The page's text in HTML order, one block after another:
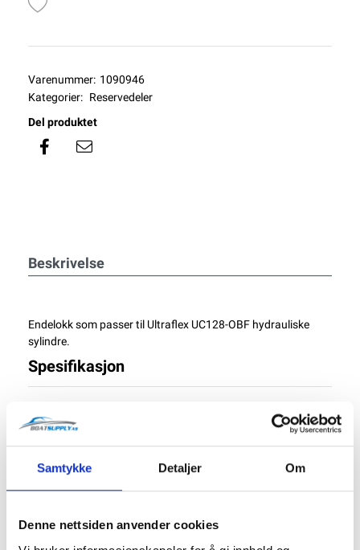
Samtykke Detaljer Om
Denne nettsiden anvender cookies
Varenummer: 1090946
Kategorier: Reservedeler
Del produktet
Beskrivelse
Endelokk som passer til Ultraflex UC128-OBF hydrauliske
sylindre.
Spesifikasjon
Vekt 91 g